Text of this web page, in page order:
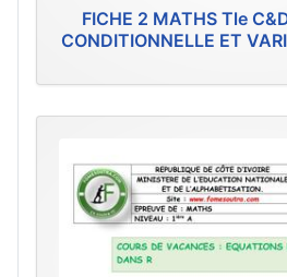
FICHE 2 MATHS Tle
CONDITIONNELLE ET